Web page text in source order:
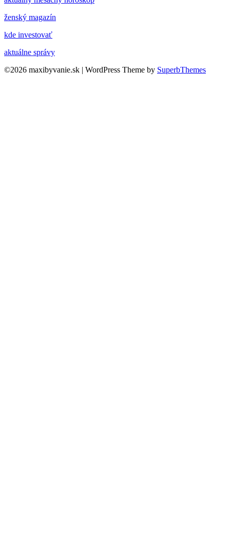
ženský magazín
kde investovať
aktuálne správy
©2026 maxibyvanie.sk | WordPress Theme by SuperbThemes